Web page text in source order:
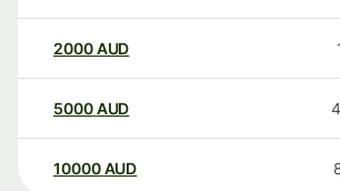
2000AUD
5000AUD
10000 AUD